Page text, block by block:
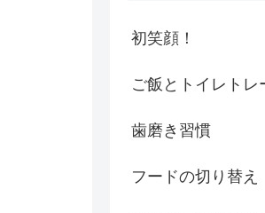
初笑顔！
ご飯とトイレトレ
歯磨き習慣
フードの切り替え